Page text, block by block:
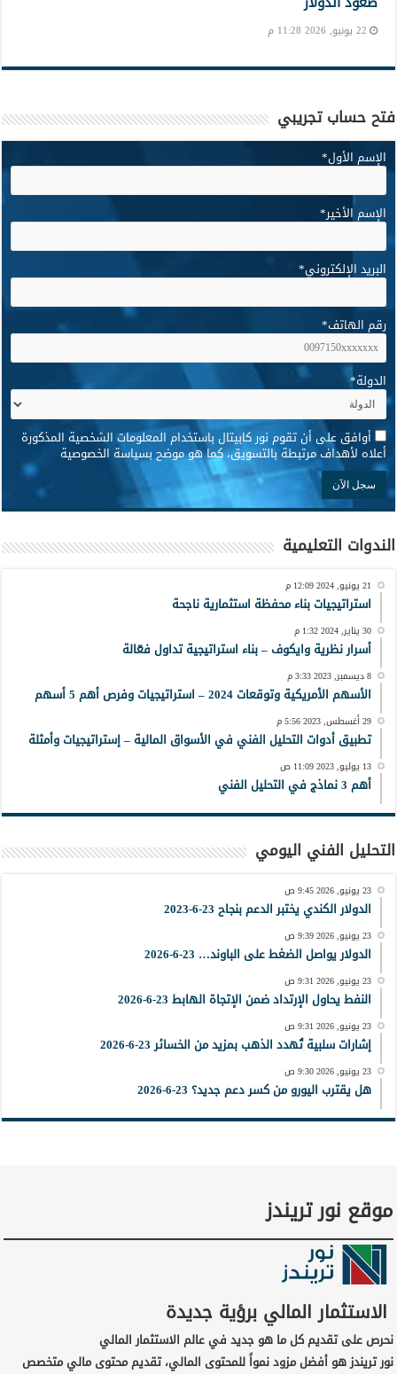
22 يونيو, 2026 11:28 م
فتح حساب تجريبي
الإسم الأول*
الإسم الأخير*
البريد الإلكتروني*
رقم الهاتف*
الدولة*
* أوافق على أن تقوم نور كابيتال باستخدام المعلومات الشخصية المذكورة
أعلاه لأهداف مرتبطة بالتسويق، كما هو موضح بسياسة الخصوصية
الندوات التعليمية
21 يونيو, 2024 12:09 م
استراتيجيات بناء محفظة استثمارية ناجحة
30 يناير, 2024 1:32 م
أسرار نظرية وايكوف – بناء استراتيجية تداول فعّالة
8 ديسمبر, 2023 3:33 م
الأسهم الأمريكية وتوقعات 2024 – استراتيجيات وفرص أهم 5 أسهم
29 أغسطس, 2023 5:56 م
تطبيق أدوات التحليل الفني في الأسواق المالية – إستراتيجيات وأمثلة
13 يوليو, 2023 11:09 ص
أهم 3 نماذج في التحليل الفني
التحليل الفني اليومي
23 يونيو, 2026 9:45 ص
الدولار الكندي يختبر الدعم بنجاح 23-6-2023
23 يونيو, 2026 9:39 ص
الدولار يواصل الضغط على الباوند… 23-6-2026
23 يونيو, 2026 9:31 ص
النفط يحاول الإرتداد ضمن الإتجاة الهابط 23-6-2026
23 يونيو, 2026 9:31 ص
إشارات سلبية تُهدد الذهب بمزيد من الخسائر 23-6-2026
23 يونيو, 2026 9:30 ص
هل يقترب اليورو من كسر دعم جديد؟ 23-6-2026
موقع نور تريندز
الاستثمار المالي برؤية جديدة
نحرص على تقديم كل ما هو جديد في عالم الاستثمار المالي
نور تريندز هو أفضل مزود نمواً للمحتوى المالي، تقديم محتوى مالي متخصص